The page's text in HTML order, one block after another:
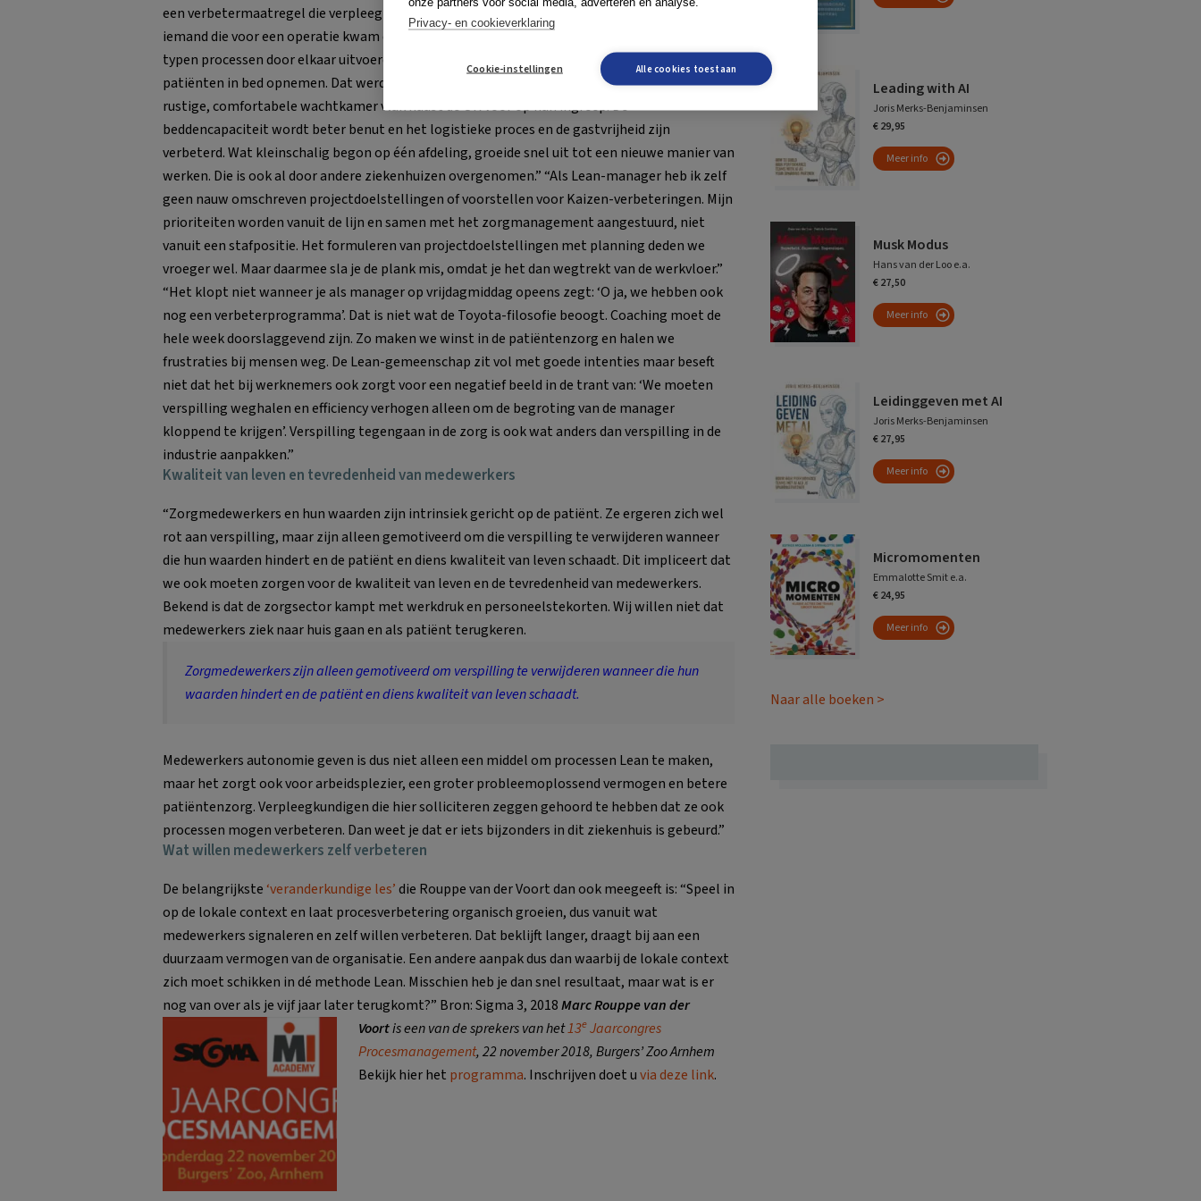
een verbetermaatregel die verpleegkundigen met Kaizen bedacht hebben.” “Vroeger ging
iemand die voor een operatie kwam direct naar een bed. De verpleegkundigen moesten twee
typen processen door elkaar uitvoeren: voor aanwezige patiënten zorgen en nieuwe
patiënten in bed opnemen. Dat werd als onprettig ervaren. Nu bereiden patiënten zich in een
rustige, comfortabele wachtkamer vlak naast de OK voor op hun ingreep. De
beddencapaciteit wordt beter benut en het logistieke proces en de gastvrijheid zijn
verbeterd. Wat kleinschalig begon op één afdeling, groeide snel uit tot een nieuwe manier van
werken. Die is ook al door andere ziekenhuizen overgenomen.” “Als Lean-manager heb ik zelf
geen nauw omschreven projectdoelstellingen of voorstellen voor Kaizen-verbeteringen. Mijn
prioriteiten worden vanuit de lijn en samen met het zorgmanagement aangestuurd, niet
vanuit een stafpositie. Het formuleren van projectdoelstellingen met planning deden we
vroeger wel. Maar daarmee sla je de plank mis, omdat je het dan wegtrekt van de werkvloer.”
“Het klopt niet wanneer je als manager op vrijdagmiddag opeens zegt: ‘O ja, we hebben ook
nog een verbeterprogramma’. Dat is niet wat de Toyota-filosofie beoogt. Coaching moet de
hele week doorslaggevend zijn. Zo maken we winst in de patiëntenzorg en halen we
frustraties bij mensen weg. De Lean-gemeenschap zit vol met goede intenties maar beseft
niet dat het bij werknemers ook zorgt voor een negatief beeld in de trant van: ‘We moeten
verspilling weghalen en efficiency verhogen alleen om de begroting van de manager
kloppend te krijgen’. Verspilling tegengaan in de zorg is ook wat anders dan verspilling in de
industrie aanpakken.”
Kwaliteit van leven en tevredenheid van medewerkers
“Zorgmedewerkers en hun waarden zijn intrinsiek gericht op de patiënt. Ze ergeren zich wel
rot aan verspilling, maar zijn alleen gemotiveerd om die verspilling te verwijderen wanneer
die hun waarden hindert en de patiënt en diens kwaliteit van leven schaadt. Dit impliceert dat
we ook moeten zorgen voor de kwaliteit van leven en de tevredenheid van medewerkers.
Bekend is dat de zorgsector kampt met werkdruk en personeelstekorten. Wij willen niet dat
medewerkers ziek naar huis gaan en als patiënt terugkeren.
Zorgmedewerkers zijn alleen gemotiveerd om verspilling te verwijderen wanneer die hun
waarden hindert en de patiënt en diens kwaliteit van leven schaadt.
Medewerkers autonomie geven is dus niet alleen een middel om processen Lean te maken,
maar het zorgt ook voor arbeidsplezier, een groter probleemoplossend vermogen en betere
patiëntenzorg. Verpleegkundigen die hier solliciteren zeggen gehoord te hebben dat ze ook
processen mogen verbeteren. Dan weet je dat er iets bijzonders in dit ziekenhuis is gebeurd.”
Wat willen medewerkers zelf verbeteren
De belangrijkste ‘veranderkundige les’die Rouppe van der Voort dan ook meegeeft is: “Speel in
op de lokale context en laat procesverbetering organisch groeien, dus vanuit wat
medewerkers signaleren en zelf willen verbeteren. Dat beklijft langer, draagt bij aan een
duurzaam vermogen van de organisatie. Een andere aanpak dus dan waarbij de lokale context
zich moet schikken in dé methode Lean. Misschien heb je dan snel resultaat, maar wat is er
nog van over als je vijf jaar later terugkomt?” Bron: Sigma 3, 2018Marc Rouppe van der
Voortis een van de sprekers van het13eJaarcongres
Procesmanagement,22 november 2018, Burgers’ Zoo Arnhem
Bekijk hier het programma. Inschrijven doet uvia deze link.
Leading with AI
Joris Merks-Benjaminsen
€ 29,95
Meer info
Musk Modus
Hans van der Loo e.a.
€ 27,50
Meer info
Leidinggeven met AI
Joris Merks-Benjaminsen
€ 27,95
Meer info
Micromomenten
Emmalotte Smit e.a.
€ 24,95
Meer info
Naar alle boeken >
Privacy- en cookieverklaring
Cookie-instellingen Alle cookies toestaan